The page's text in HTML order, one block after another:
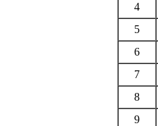
4
5
6
7
8
9